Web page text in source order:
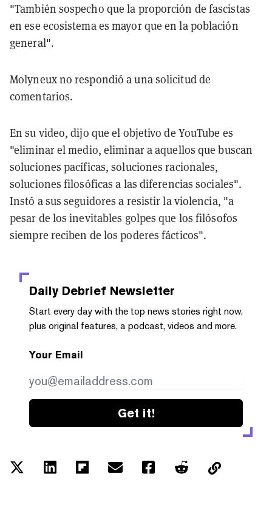
"También sospecho que la proporción de fascistas
en ese ecosistema es mayor que en la población
general".
Molyneux no respondió a una solicitud de
comentarios.
En su video, dijo que el objetivo de YouTube es
"eliminar el medio, eliminar a aquellos que buscan
soluciones pacíficas, soluciones racionales,
soluciones filosóficas a las diferencias sociales".
Instó a sus seguidores a resistir la violencia, "a
pesar de los inevitables golpes que los filósofos
siempre reciben de los poderes fácticos".
Daily Debrief Newsletter
Start every day with the top news stories right now,
plus original features, a podcast, videos and more.
Your Email
Get it!